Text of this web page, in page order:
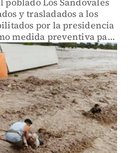
y trasladados a los
por la presidencia
medida preventiva para
contingencia.